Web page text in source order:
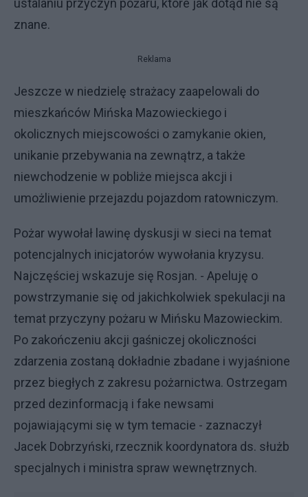
znane.
Reklama
Jeszcze w niedzielę strażacy zaapelowali do
mieszkańców Mińska Mazowieckiego i
okolicznych miejscowości o zamykanie okien,
unikanie przebywania na zewnątrz, a także
niewchodzenie w pobliże miejsca akcji i
umożliwienie przejazdu pojazdom ratowniczym.
Pożar wywołał lawinę dyskusji w sieci na temat
potencjalnych inicjatorów wywołania kryzysu.
Najczęściej wskazuje się Rosjan. - Apeluję o
powstrzymanie się od jakichkolwiek spekulacji na
temat przyczyny pożaru w Mińsku Mazowieckim.
Po zakończeniu akcji gaśniczej okoliczności
zdarzenia zostaną dokładnie zbadane i wyjaśnione
przez biegłych z zakresu pożarnictwa. Ostrzegam
przed dezinformacją i fake newsami
pojawiającymi się w tym temacie - zaznaczył
Jacek Dobrzyński, rzecznik koordynatora ds. służb
specjalnych i ministra spraw wewnętrznych.